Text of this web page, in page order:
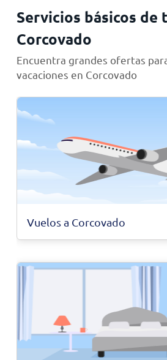
Servicios básicos de
Corcovado
Encuentra grandes ofertas
vacaciones en Corcovado
Vuelos a Corcovado